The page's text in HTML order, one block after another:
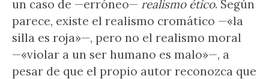
un caso de —erróneo— realismo ético. Según
parece, existe el realismo cromático —«la
silla es roja»—, pero no el realismo moral
—«violar a un ser humano es malo»—, a
pesar de que el propio autor reconozca que